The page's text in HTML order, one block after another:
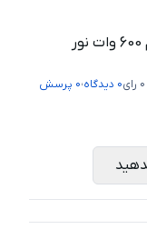
0 رای0 دیدگاه،0 پرسش